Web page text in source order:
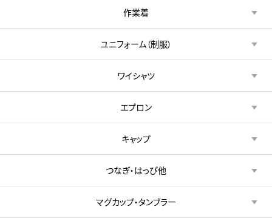
作業着
ユニフォーム（制服）
ワイシャツ
エプロン
キャップ
つなぎ・はっぴ他
マグカップ・タンブラー